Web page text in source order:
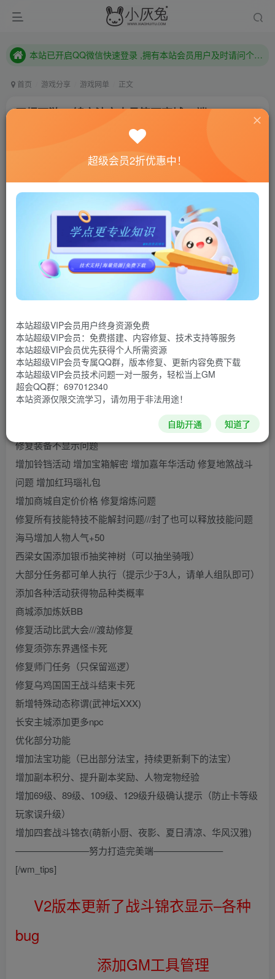
本站已开启QQ微信快速登录 ,拥有本站会员用户及时请问个人中心绑定！
本站已开启QQ微信快速登录 ,拥有本站会员用户及时请问个人中心绑定！
首页 游戏分享 游戏网单 正文
田螺西游V2锦衣法宝内丹符石商城08端
联网教程： 内附教程
单机教程： 内附教程
不懂的话联系客服！！！
[wm_notice]田螺西游V2锦衣法宝内丹符石商城08端
[/wm_notice]
[wm_tips]怀旧至上，切勿熬夜，娱乐版本，且行且珍惜
#110
0bug
更新gm工具召唤兽更改…系统横条公告
增加知了王活动.
修复装备不显示问题
增加铃铛活动 增加宝箱解密 增加嘉年华活动 修复地煞战斗
问题 增加红玛瑙礼包
增加商城自定价价格 修复熔炼问题
修复所有技能特技不能解封问题///封了也可以释放技能问题
海马增加人物人气+50
西梁女国添加银币抽奖神树（可以抽坐骑哦）
大部分任务都可单人执行（提示少于3人，请单人组队即可）
添加各种活动获得物品种类概率
商城添加炼妖BB
修复活动比武大会///渡劫修复
修复须弥东界遇怪卡死
修复师门任务（只保留巡逻）
修复乌鸡国国王战斗结束卡死
新增特殊动态称谓(武神坛XXX)
长安主城添加更多npc
优化部分功能
增加法宝功能（已出部分法宝，持续更新剩下的法宝）
增加副本积分、提升副本奖励、人物宠物经验
增加69级、89级、109级、129级升级确认提示（防止卡等级
玩家误升级）
增加四套战斗锦衣(萌新小厨、夜影、夏日清凉、华风汉雅)
————————努力打造完美端———————–
[/wm_tips]
V2版本更新了战斗锦衣显示–各种
bug
添加GM工具管理
超级会员2折优惠中！
本站超级VIP会员用户终身资源免费
本站超级VIP会员：免费搭建、内容修复、技术支持等服务
本站超级VIP会员优先获得个人所需资源
本站超级VIP会员专属QQ群，版本修复、更新内容免费下载
本站超级VIP会员技术问题一对一服务，轻松当上GM
超会QQ群：697012340
本站资源仅限交流学习，请勿用于非法用途！
自助开通 知道了